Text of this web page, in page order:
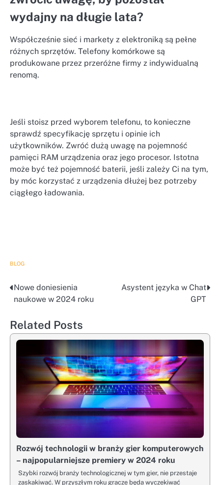
wydajny na długie lata?
Współcześnie sieć i markety z elektroniką są pełne
różnych sprzętów. Telefony komórkowe są
produkowane przez przeróżne firmy z indywidualną
renomą.
Jeśli stoisz przed wyborem telefonu, to konieczne
sprawdź specyfikację sprzętu i opinie ich
użytkowników. Zwróć dużą uwagę na pojemność
pamięci RAM urządzenia oraz jego procesor. Istotna
może być też pojemność baterii, jeśli zależy Ci na tym,
by móc korzystać z urządzenia dłużej bez potrzeby
ciągłego ładowania.
BLOG
Post
Nowe doniesienia
naukowe w 2024 roku
Asystent języka w Chat
GPT
Related Posts
Rozwój technologii w branży gier komputerowych
– najpopularniejsze premiery w 2024 roku
Szybki rozwój branży technologicznej w tym gier, nie przestaje
zaskakiwać. W przyszłym roku gracze będa wyczekiwać